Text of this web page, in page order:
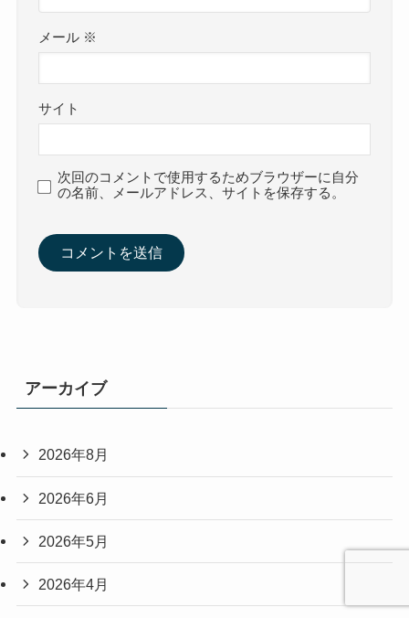
メール ※
サイト
次回のコメントで使用するためブラウザーに自分
の名前、メールアドレス、サイトを保存する。
アーカイブ
2026年8月
2026年6月
2026年5月
2026年4月